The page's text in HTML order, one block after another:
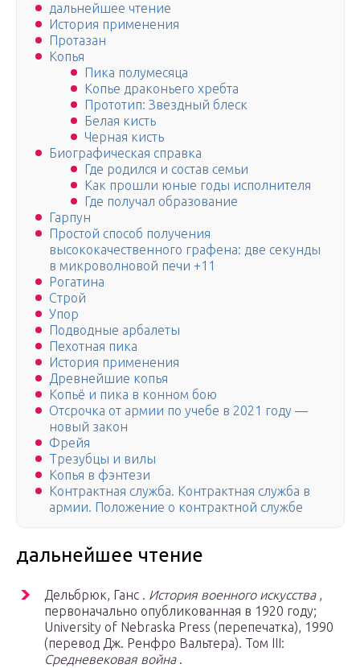
дальнейшее чтение
История применения
Протазан
Копья
Пика полумесяца
Копье драконьего хребта
Прототип: Звездный блеск
Белая кисть
Черная кисть
Биографическая справка
Где родился и состав семьи
Как прошли юные годы исполнителя
Где получал образование
Гарпун
Простой способ получения
высококачественного графена: две секунды
в микроволновой печи +11
Рогатина
Строй
Упор
Подводные арбалеты
Пехотная пика
История применения
Древнейшие копья
Копьё и пика в конном бою
Отсрочка от армии по учебе в 2021 году —
новый закон
Фрейя
Трезубцы и вилы
Копья в фэнтези
Контрактная служба. Контрактная служба в
армии. Положение о контрактной службе
дальнейшее чтение
Дельбрюк, Ганс . История военного искусства,
первоначально опубликованная в 1920 году;
University of Nebraska Press (перепечатка), 1990
(перевод Дж. Ренфро Вальтера). Том III:
Средневековая война.